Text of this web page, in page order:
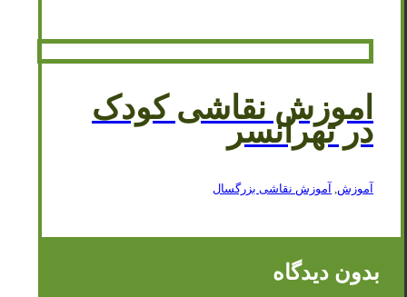
اموزش نقاشی کودک
در تهرانسر
آموزش آموزش نقاشی بزرگسال
بدون دیدگاه